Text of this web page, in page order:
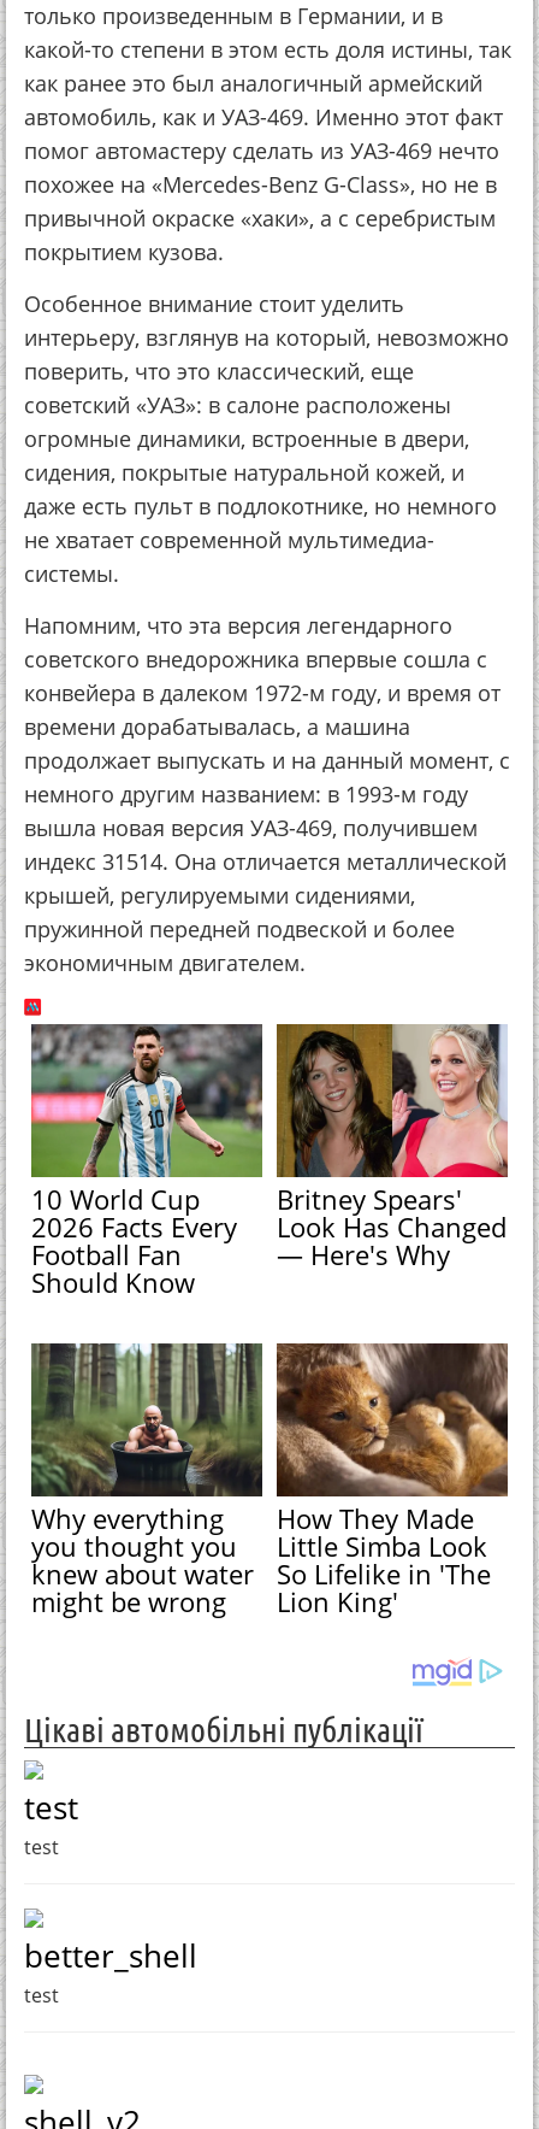
только произведенным в Германии, и в
какой-то степени в этом есть доля истины, так
как ранее это был аналогичный армейский
автомобиль, как и УАЗ-469. Именно этот факт
помог автомастеру сделать из УАЗ-469 нечто
похожее на «Mercedes-Benz G-Class», но не в
привычной окраске «хаки», а с серебристым
покрытием кузова.
Особенное внимание стоит уделить
интерьеру, взглянув на который, невозможно
поверить, что это классический, еще
советский «УАЗ»: в салоне расположены
огромные динамики, встроенные в двери,
сидения, покрытые натуральной кожей, и
даже есть пульт в подлокотнике, но немного
не хватает современной мультимедиа-
системы.
Напомним, что эта версия легендарного
советского внедорожника впервые сошла с
конвейера в далеком 1972-м году, и время от
времени дорабатывалась, а машина
продолжает выпускать и на данный момент, с
немного другим названием: в 1993-м году
вышла новая версия УАЗ-469, получившем
индекс 31514. Она отличается металлической
крышей, регулируемыми сидениями,
пружинной передней подвеской и более
экономичным двигателем.
10 World Cup
2026 Facts Every
Football Fan
Should Know
Britney Spears'
Look Has Changed
— Here's Why
Why everything
you thought you
knew about water
might be wrong
How They Made
Little Simba Look
So Lifelike in 'The
Lion King'
Цікаві автомобільні публікації
test
test
better_shell
test